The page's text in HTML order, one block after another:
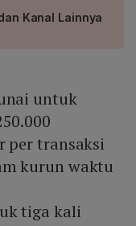
Kanal Lainnya
untuk
per transaksi
kurun waktu
tiga kali